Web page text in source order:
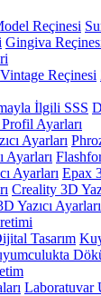
Reçinesi
Gingiva
Vintage Reçinesi
İlgili SSS
Ayarları
Ayarları
Ayarları
Ayarları Epax
Creality 3D
Yazıcı Ayarları
Tasarım
Laboratuvar